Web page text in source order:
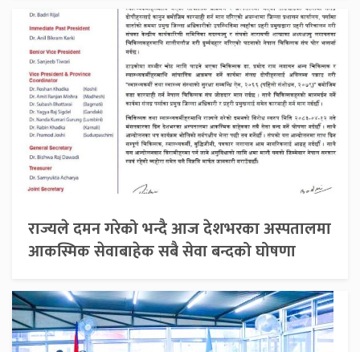
राज्यले दमन गरेको भन्दै आज देशभरका अस्पतालमा
आकस्मिक सेवाबाहेक सबै सेवा बन्दको घोषणा